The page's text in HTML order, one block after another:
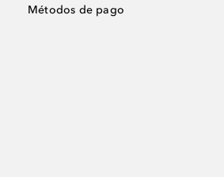
Métodos de pago